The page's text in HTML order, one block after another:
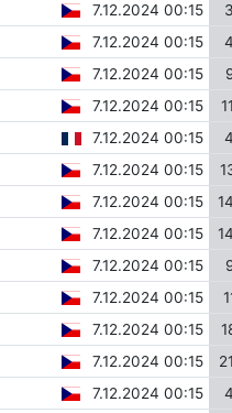
7.12.2024 00:15
7.12.2024 00:15
7.12.2024 00:15
7.12.2024 00:15
7.12.2024 00:15
7.12.2024 00:15
7.12.2024 00:15
7.12.2024 00:15
7.12.2024 00:15
7.12.2024 00:15
7.12.2024 00:15
7.12.2024 00:15
7.12.2024 00:15